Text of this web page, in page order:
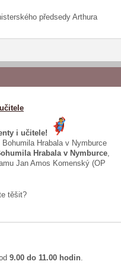
předsedy Arthura
i učitele!
Hrabala v Nymburce
Hrabala v Nymburce
Jan Amos Komenský (OP
těšit?
9.00 do 11.00 hodin